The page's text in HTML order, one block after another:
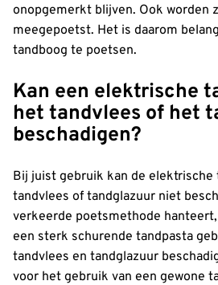
onopgemerkt blijven. Ook worden
meegepoetst. Het is daarom
tandboog te poetsen.
Kan een elektrische
het tandvlees of het
beschadigen?
Bij juist gebruik kan de elektrische
tandvlees of tandglazuur niet
verkeerde poetsmethode
een sterk schurende tandpasta
tandvlees en tandglazuur
voor het gebruik van een gewone